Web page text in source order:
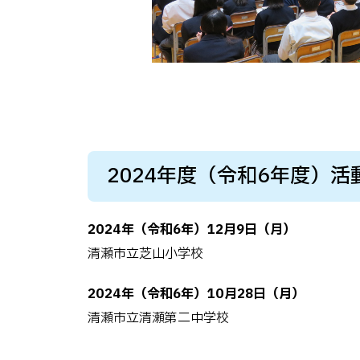
2024年度（令和6年度）活
2024年（令和6年）12月9日（月）
清瀬市立芝山小学校
2024年（令和6年）10月28日（月）
清瀬市立清瀬第二中学校